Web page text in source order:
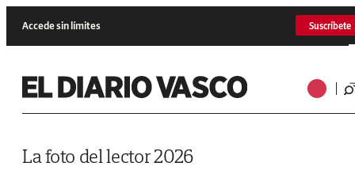
Accede sin límites Suscríbete
La foto del lector 2026